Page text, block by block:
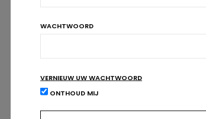
WACHTWOORD
VERNIEUW UW WACHTWOORD
ONTHOUD MIJ